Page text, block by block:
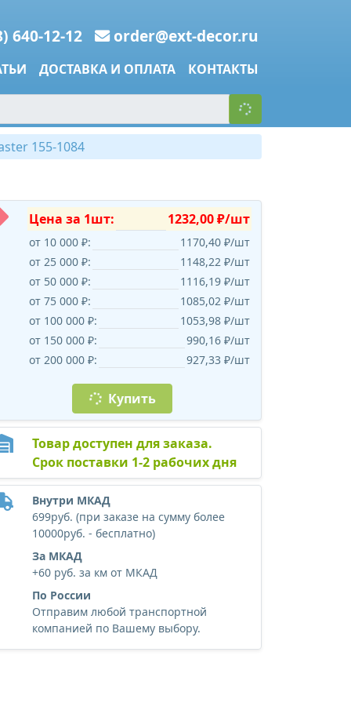
640-12-12 order@ext-decor.ru
ДОСТАВКА И ОПЛАТА КОНТАКТЫ
155-1084
Цена за 1шт: 1232,00 ₽/шт
от 10 000 ₽:
1170,40 ₽/шт
от 25 000 ₽:
1148,22 ₽/шт
от 50 000 ₽:
1116,19 ₽/шт
от 75 000 ₽:
1085,02 ₽/шт
от 100 000 ₽:
1053,98 ₽/шт
от 150 000 ₽:
990,16 ₽/шт
от 200 000 ₽:
927,33 ₽/шт
Купить
Товар доступен для заказа.
Срок поставки 1-2 рабочих дня
Внутри МКАД
699руб. (при заказе на сумму более
10000руб. - бесплатно)
За МКАД
+60 руб. за км от МКАД
По России
Отправим любой транспортной
компанией по Вашему выбору.